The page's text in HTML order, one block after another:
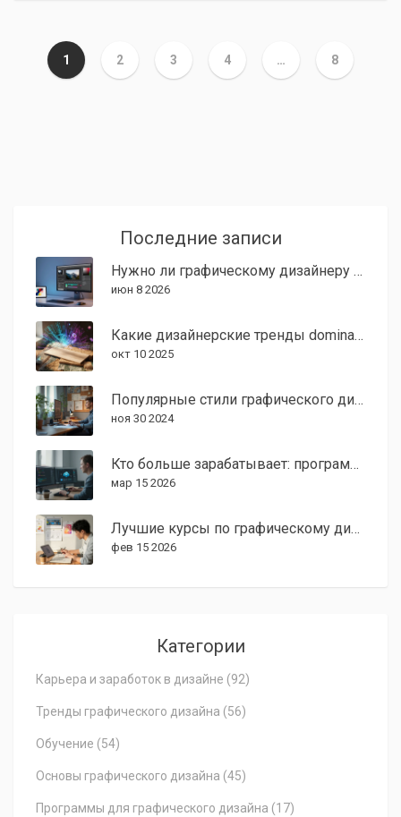
1 2 3 4 … 8
Последние записи
Нужно ли графическому дизайнеру знать Photoshop в 2026 году?
июн 8 2026
Какие дизайнерские тренды dominate 2024 год?
окт 10 2025
Популярные стили графического дизайна: тренды и направления
ноя 30 2024
Кто больше зарабатывает: программист или графический дизайнер в 2026 году?
мар 15 2026
Лучшие курсы по графическому дизайну в 2026 году
фев 15 2026
Категории
Карьера и заработок в дизайне (92)
Тренды графического дизайна (56)
Обучение (54)
Основы графического дизайна (45)
Программы для графического дизайна (17)